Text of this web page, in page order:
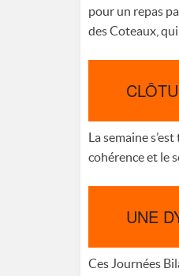
pour un repas
des Coteaux,
La semaine
cohérence et le
UNE
Ces Journées